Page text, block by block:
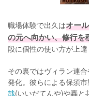
職場体験で出久はオー
の元へ向かい、修行を
段に個性の使い方が上達
その裏ではヴィラン連
発化。彼らによる保須市
哉(いいだてんや)や轟と